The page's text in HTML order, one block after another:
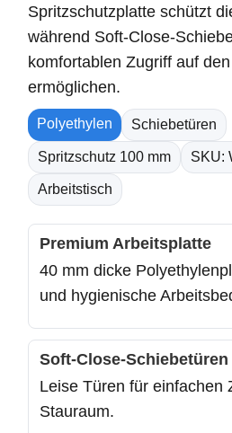
Spritzschutzplatte schützt
während Soft-Close-
komfortablen Zugriff auf
ermöglichen.
Polyethylen Schiebetüren
Spritzschutz 100 mm SKU:
Arbeitstisch
Premium Arbeitsplatte
40 mm dicke
und hygienische
Soft-Close-Schiebetüren
Leise Türen für einfachen
Stauraum.